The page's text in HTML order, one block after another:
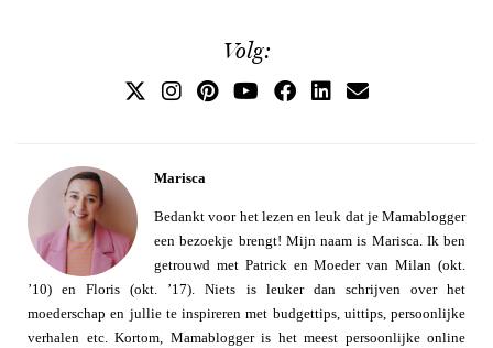
Volg:
Marisca
Bedankt voor het lezen en leuk dat je Mamablogger
een bezoekje brengt! Mijn naam is Marisca. Ik ben
getrouwd met Patrick en Moeder van Milan (okt.
’10) en Floris (okt. ’17). Niets is leuker dan schrijven over het
moederschap en jullie te inspireren met budgettips, uittips, persoonlijke
verhalen etc. Kortom, Mamablogger is het meest persoonlijke online